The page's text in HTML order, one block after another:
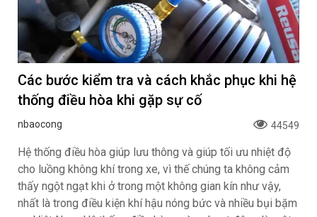
Các bước kiểm tra và cách khắc phục khi hệ
thống điều hòa khi gặp sự cố
nbaocong 44549
Hệ thống điều hòa giúp lưu thông và giúp tối ưu nhiệt độ
cho luồng không khí trong xe, vì thế chúng ta không cảm
thấy ngột ngạt khi ở trong một không gian kín như vậy,
nhất là trong điều kiện khí hậu nóng bức và nhiều bụi bặm